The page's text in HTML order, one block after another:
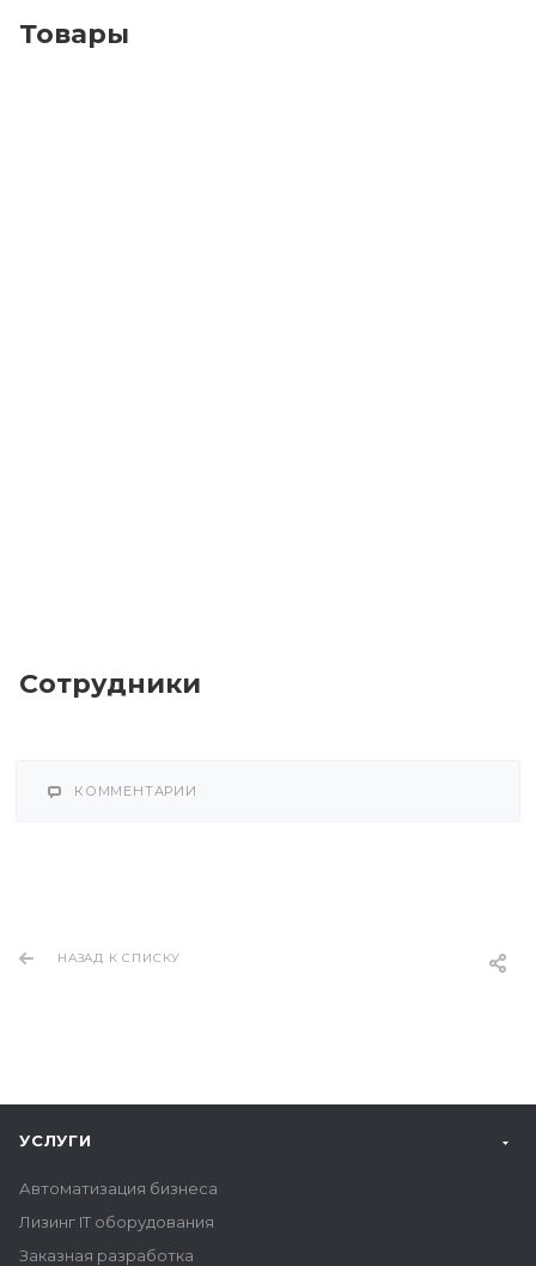
Товары
Сотрудники
КОММЕНТАРИИ
НАЗАД К СПИСКУ
УСЛУГИ
Автоматизация бизнеса
Лизинг IT оборудования
Заказная разработка